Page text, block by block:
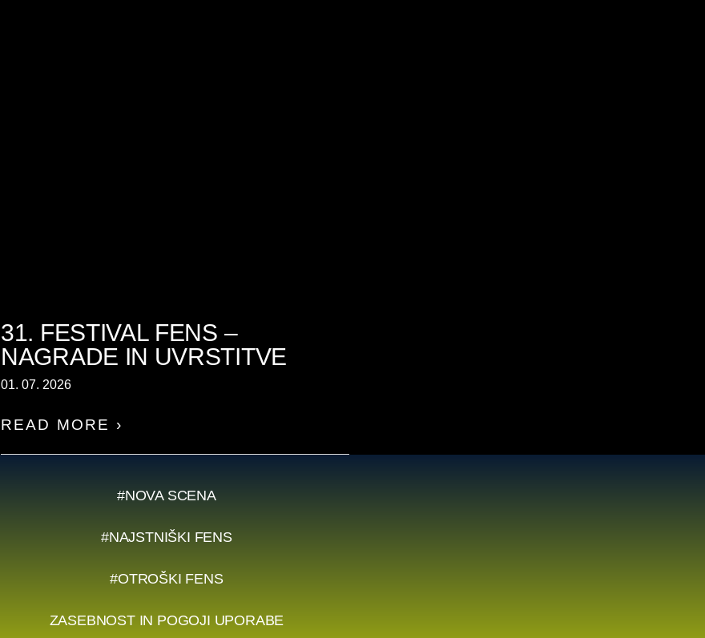
31. FESTIVAL FENS –
NAGRADE IN UVRSTITVE
01. 07. 2026
READ MORE ›
#NOVA SCENA
#NAJSTNIŠKI FENS
#OTROŠKI FENS
ZASEBNOST IN POGOJI UPORABE